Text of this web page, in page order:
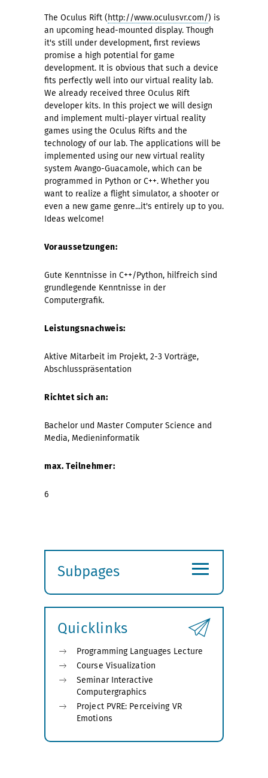
The Oculus Rift (http://www.oculusvr.com/) is
an upcoming head-mounted display. Though
it's still under development, first reviews
promise a high potential for game
development. It is obvious that such a device
fits perfectly well into our virtual reality lab.
We already received three Oculus Rift
developer kits. In this project we will design
and implement multi-player virtual reality
games using the Oculus Rifts and the
technology of our lab. The applications will be
implemented using our new virtual reality
system Avango-Guacamole, which can be
programmed in Python or C++. Whether you
want to realize a flight simulator, a shooter or
even a new game genre...it's entirely up to you.
Ideas welcome!
Voraussetzungen:
Gute Kenntnisse in C++/Python, hilfreich sind
grundlegende Kenntnisse in der
Computergrafik.
Leistungsnachweis:
Aktive Mitarbeit im Projekt, 2-3 Vorträge,
Abschlusspräsentation
Richtet sich an:
Bachelor und Master Computer Science and
Media, Medieninformatik
max. Teilnehmer:
6
Subpages
submenu
≡
Quicklinks
Programming Languages Lecture
Course Visualization
Seminar Interactive
Computergraphics
Project PVRE: Perceiving VR
Emotions